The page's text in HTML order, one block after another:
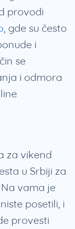
provodi
, gde su često
i
se
i odmora
za vikend
u Srbiji za
vama je
posetili, i
provesti